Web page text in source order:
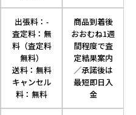
出張料：-
査定料：無
料（査定料
無料）
送料：無料
キャンセル
料：無料
商品到着後
おおむね1週
間程度で査
定結果案内
／承諾後は
最短即日入
金